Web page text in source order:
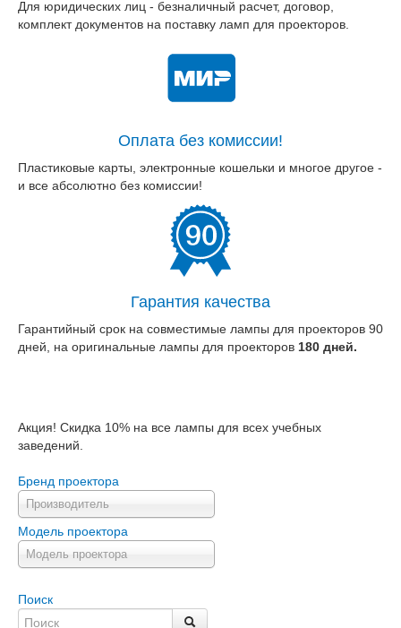
Для юридических лиц - безналичный расчет, договор,
комплект документов на поставку ламп для проекторов.
Оплата без комиссии!
Пластиковые карты, электронные кошельки и многое другое -
и все абсолютно без комиссии!
Гарантия качества
Гарантийный срок на совместимые лампы для проекторов 90
дней, на оригинальные лампы для проекторов 180 дней.
Акция! Скидка 10% на все лампы для всех учебных
заведений.
Бренд проектора
Производитель
Модель проектора
Модель проектора
Поиск